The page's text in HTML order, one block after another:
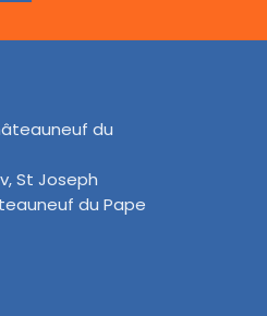
du
St Joseph
du Pape